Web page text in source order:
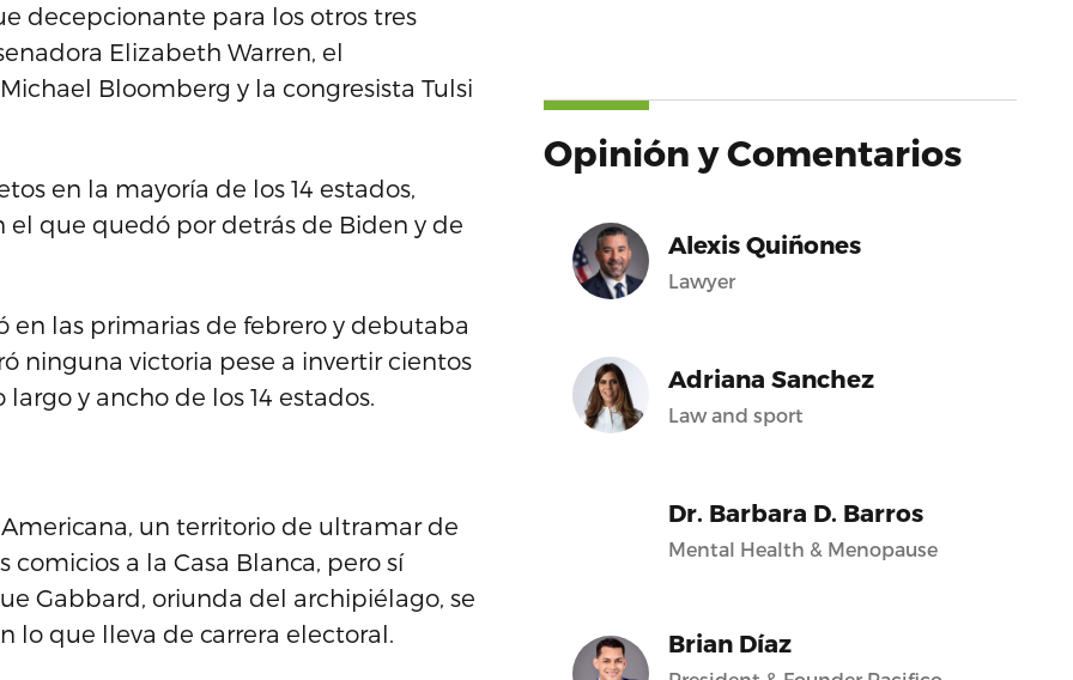
decepcionante para los otros tres
Elizabeth Warren, el
Bloomberg y la congresista Tulsi
en la mayoría de los 14 estados,
el que quedó por detrás de Biden y de
las primarias de febrero y debutaba
ninguna victoria pese a invertir cientos
y ancho de los 14 estados.
un territorio de ultramar de
a la Casa Blanca, pero sí
Gabbard, oriunda del archipiélago, se
lo que lleva de carrera electoral.
Opinión y Comentarios
Alexis Quiñones
Lawyer
Adriana Sanchez
Law and sport
Dr. Barbara D. Barros
Mental Health & Menopause
Brian Díaz